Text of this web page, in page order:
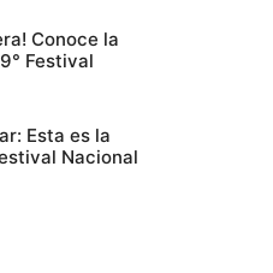
Conoce la
Festival
Esta es la
Nacional